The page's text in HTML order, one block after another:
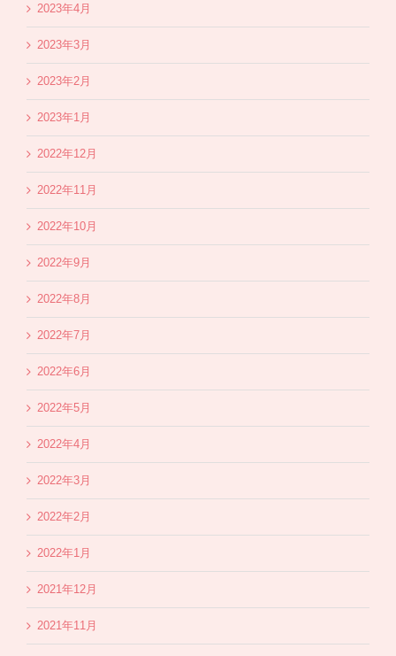
2023年4月
2023年3月
2023年2月
2023年1月
2022年12月
2022年11月
2022年10月
2022年9月
2022年8月
2022年7月
2022年6月
2022年5月
2022年4月
2022年3月
2022年2月
2022年1月
2021年12月
2021年11月